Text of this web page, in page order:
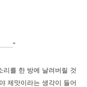
리를 한 방에 날려버릴 것
제맛이라는 생각이 들어